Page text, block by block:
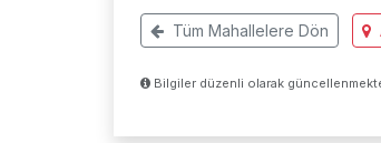
Tüm Mahallelere Dön
Bilgiler düzenli olarak